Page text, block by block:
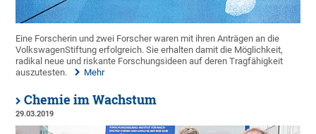
Eine Forscherin und zwei Forscher waren mit ihren Anträgen an die
VolkswagenStiftung erfolgreich. Sie erhalten damit die Möglichkeit,
radikal neue und riskante Forschungsideen auf deren Tragfähigkeit
auszutesten.
Mehr
Chemie im Wachstum
29.03.2019